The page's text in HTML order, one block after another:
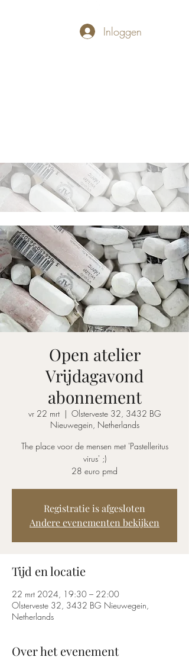
Inloggen
Open atelier
Vrijdagavond
abonnement
vr 22 mrt
  |
Olsterveste 32, 3432 BG
Nieuwegein, Netherlands
The place voor de mensen met 'Pastelleritus
virus' ;)
28 euro pmd
Registratie is afgesloten
Andere evenementen bekijken
Tijd en locatie
22 mrt 2024, 19:30 – 22:00
Olsterveste 32, 3432 BG Nieuwegein,
Netherlands
Over het evenement